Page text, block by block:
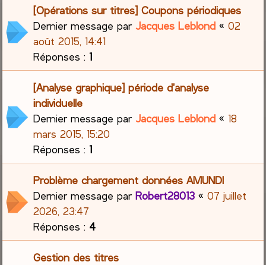
[Opérations sur titres] Coupons périodiques
Dernier message parJacques Leblond «02
août 2015, 14:41
Réponses :1
[Analyse graphique] période d'analyse
individuelle
Dernier message parJacques Leblond « 18
mars 2015, 15:20
Réponses :1
Problème chargement données AMUNDI
Dernier message parRobert28013 «07 juillet
2026, 23:47
Réponses : 4
Gestion des titres